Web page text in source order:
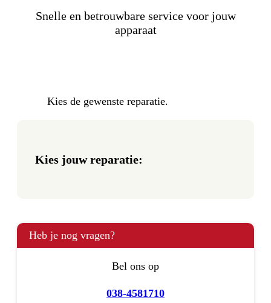
Snelle en betrouwbare service voor jouw
apparaat
Kies de gewenste reparatie.
Kies jouw reparatie:
Heb je nog vragen?
Bel ons op
038-4581710